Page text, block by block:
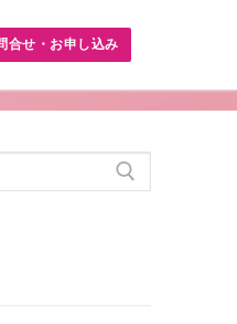
合せ・お申し込み